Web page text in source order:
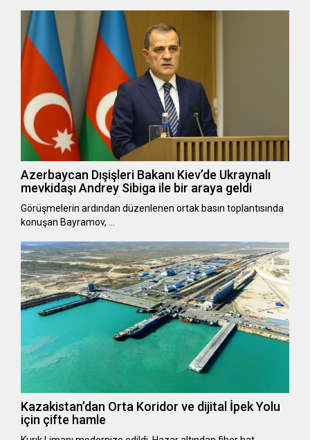
Azerbaycan Dışişleri Bakanı Kiev’de Ukraynalı
mevkidaşı Andrey Sibiga ile bir araya geldi
Görüşmelerin ardından düzenlenen ortak basın toplantısında
konuşan Bayramov, …
Kazakistan’dan Orta Koridor ve dijital İpek Yolu
için çifte hamle